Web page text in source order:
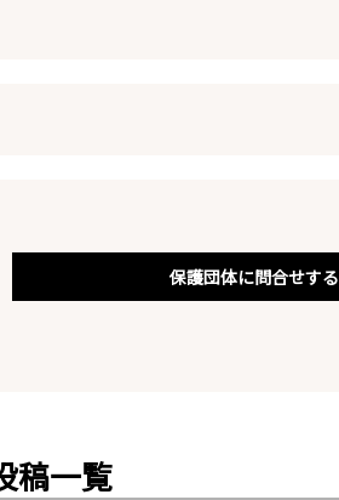
保護団体に問合せする
稿一覧